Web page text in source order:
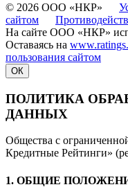
© 2026 ООО «НКР»
сайтом
На сайте ООО «НКР»
Оставаясь на
пользования сайтом
ОК
ПОЛИТИКА
ДАННЫХ
Общества с
Кредитные Рейтинги»
1. ОБЩИЕ